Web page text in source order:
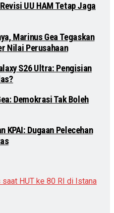
UU HAM Tetap Jaga
Marinus Gea Tegaskan
Nilai Perusahaan
S26 Ultra: Pengisian
Demokrasi Tak Boleh
KPAI: Dugaan Pelecehan